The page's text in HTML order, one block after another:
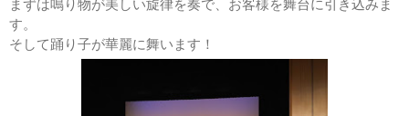
まずは鳴り物が美しい旋律を奏で、お客様を舞台に引き込みま
す。
そして踊り子が華麗に舞います！